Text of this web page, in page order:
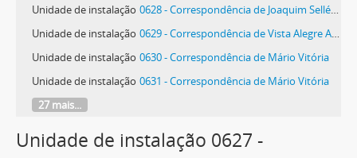
Unidade de instalação 0628 - Correspondência de Joaquim Sellés Paes de Villas-Bôas
Unidade de instalação 0629 - Correspondência de Vista Alegre Atlantis, SA.
Unidade de instalação 0630 - Correspondência de Mário Vitória
Unidade de instalação 0631 - Correspondência de Mário Vitória
27 mais...
Unidade de instalação 0627 -